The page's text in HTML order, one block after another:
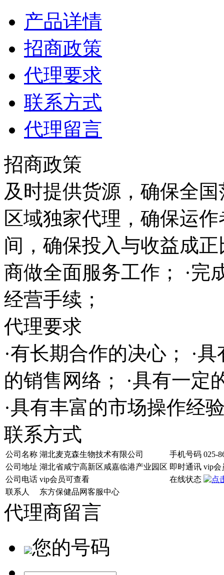
产品详情
招商政策
代理要求
联系方式
代理留言
招商政策
及时提供货源，确保全
区域独家代理，确保运
间，确保投入与收益成
商做全面服务工作； ·完
经营手续；
代理要求
·有长期合作的决心； ·
的销售网络； ·具有一定
·具有丰富的市场操作经
联系方式
公司名称 湖北麦克森生物技术有限公司 手机号码 025-
公司地址 湖北省咸宁高新区咸嘉临港产业园区 即时通讯 vip会
公司电话 vip会员可查看
在线状态
联系人
东方保健品网客服中心
代理商留言
您的号码